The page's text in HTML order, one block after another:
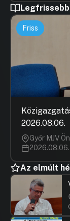
Friss
2026.08.06.
Győr MJV
2026.08.06.
Az elmúlt